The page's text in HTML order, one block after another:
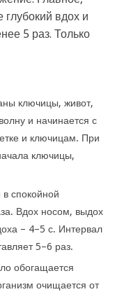
вдох и
5 раз. Только
ключицы, живот,
и начинается с
и ключицам. При
ключицы,
спокойной
Вдох носом, выдох
– 4–5 с. Интервал
5–6 раз.
обогащается
очищается от